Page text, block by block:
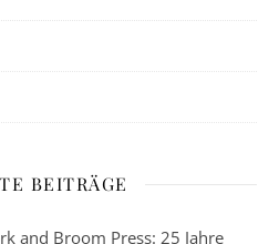
BEITRÄGE
and Broom Press: 25 Jahre